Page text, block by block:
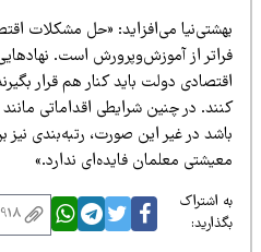
می‌افزاید: «حل مشکلات اقتصادی
از آموزش‌وپرورش است. نهادهایی
دولت باید کنار هم قرار بگیرند تا
در چنین شرایطی اقداماتی مانند
در غیر این صورت، رتبه‌بندی نیز
معلمان فایده‌ای ندارد.»
اشتراک